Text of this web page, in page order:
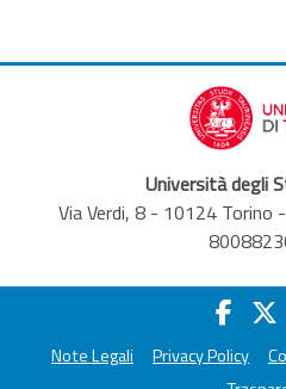
Università degli
Via Verdi, 8 - 10124 Torino
Note Legali Privacy Policy